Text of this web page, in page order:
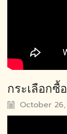
กระเลือกซื้
October 26,